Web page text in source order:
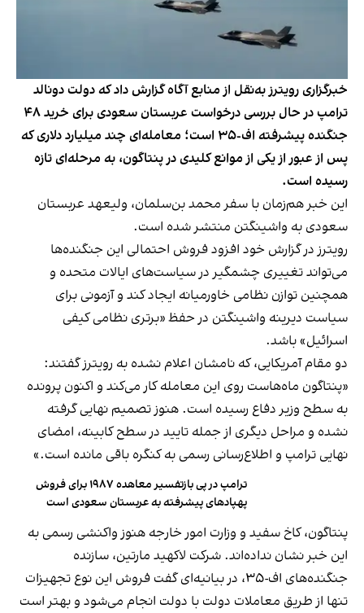
خبرگزاری رویترز به‌نقل از منابع آگاه گزارش داد که دولت دونالد
ترامپ در حال بررسی درخواست عربستان سعودی برای خرید ۴۸
جنگنده پیشرفته اف-۳۵ است؛ معامله‌ای چند میلیارد دلاری که
پس از عبور از یکی از موانع کلیدی در پنتاگون، به مرحله‌ای تازه
رسیده است.
این خبر هم‌زمان با سفر محمد بن‌سلمان، ولیعهد عربستان
سعودی به واشینگتن منتشر شده است.
رویترز در گزارش خود افزود فروش احتمالی این جنگنده‌ها
می‌تواند تغییری چشمگیر در سیاست‌های ایالات متحده و
همچنین توازن نظامی خاورمیانه ایجاد کند و آزمونی برای
سیاست دیرینه واشینگتن در حفظ «برتری نظامی کیفی
اسرائیل» باشد.
دو مقام آمریکایی، که نامشان اعلام نشده به رویترز گفتند:
«پنتاگون ماه‌هاست روی این معامله کار می‌کند و اکنون پرونده
به سطح وزیر دفاع رسیده است. هنوز تصمیم نهایی گرفته
نشده و مراحل دیگری از جمله تایید در سطح کابینه، امضای
نهایی ترامپ و اطلاع‌رسانی رسمی به کنگره باقی مانده است.»
ترامپ در پی بازتفسیر معاهده ۱۹۸۷ برای فروش
پهپادهای پیشرفته به عربستان سعودی است
پنتاگون، کاخ سفید و وزارت امور خارجه هنوز واکنشی رسمی به
این خبر نشان نداده‌اند. شرکت لاکهید مارتین، سازنده
جنگنده‌های اف-۳۵، در بیانیه‌ای گفت فروش این نوع تجهیزات
تنها از طریق معاملات دولت با دولت انجام می‌شود و بهتر است